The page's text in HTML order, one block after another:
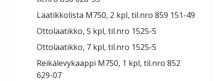
Laatikkolista M750, 2 kpl, til.nro 859 151-49
Ottolaatikko, 5 kpl, til.nro 1525-5
Ottolaatikko, 7 kpl, til.nro 1525-5
Reikälevykaappi M750, 1 kpl, til.nro 852
629-07